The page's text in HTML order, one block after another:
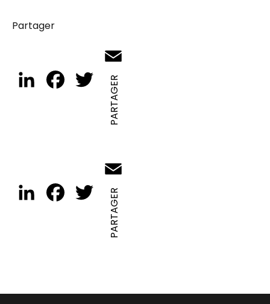
Partager
LinkedInFacebook
Twitter
LinkedInFacebook
Twitter